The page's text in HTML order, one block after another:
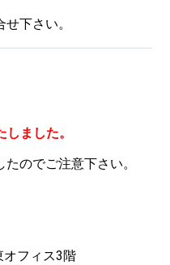
下さい。
ました。
のでご注意下さい。
フィス3階